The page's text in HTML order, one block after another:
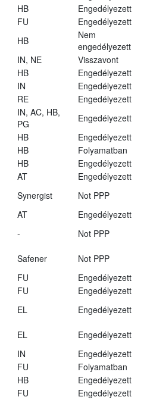
HB
Engedélyezett
FU
Engedélyezett
HB
Nem
engedélyezett
IN, NE
Visszavont
HB
Engedélyezett
IN
Engedélyezett
RE
Engedélyezett
IN, AC, HB,
PG
Engedélyezett
HB
Engedélyezett
HB
Folyamatban
HB
Engedélyezett
AT
Engedélyezett
Synergist
Not PPP
AT
Engedélyezett
-
Not PPP
Safener
Not PPP
FU
Engedélyezett
FU
Engedélyezett
EL
Engedélyezett
EL
Engedélyezett
IN
Engedélyezett
FU
Folyamatban
HB
Engedélyezett
FU Engedélyezett